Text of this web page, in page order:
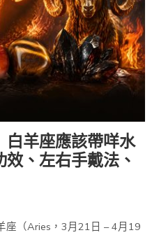
白羊座應該帶咩水
、左右手戴法、
座（Aries，3月21日 – 4月19